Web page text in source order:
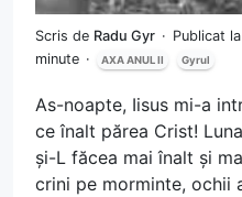
Scris de Radu Gyr Publicat
minute
AXA ANUL II Gyrul
As-noapte, Iisus mi-a
ce înalt părea Crist!
și-L făcea mai înalt și
crini pe morminte, ochii